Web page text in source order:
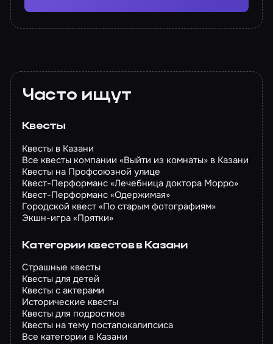
Часто ищут
Квесты
Квесты в Казани
Все квесты компании «Выйти из комнаты» в Казани
Квесты на Профсоюзной улице
Квест-Перформанс «Лечебница доктора Морро»
Квест-Перформанс «Одержимая»
Городской квест «По старым фотографиям»
Экшн-игра «Прятки»
Категории квестов в Казани
Страшные квесты
Квесты для детей
Квесты с актерами
Исторические квесты
Квесты для подростков
Квесты на тему постапокалипсиса
Все категории в Казани